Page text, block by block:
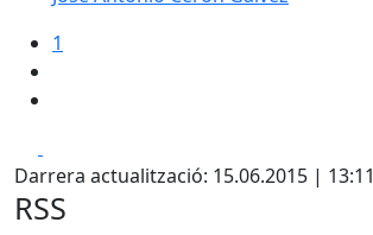
1
Darrera actualització: 15.06.2015 | 13:11
RSS